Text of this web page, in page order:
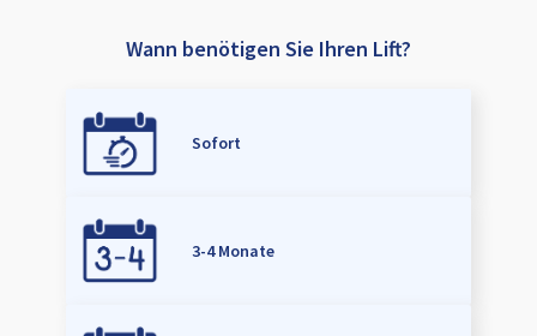
Wann benötigen Sie Ihren Lift?
Sofort
3-4 Monate